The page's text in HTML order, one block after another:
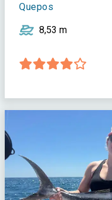
Quepos
8,53 m